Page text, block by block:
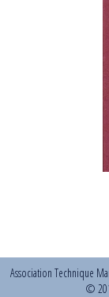
Association Technique
©